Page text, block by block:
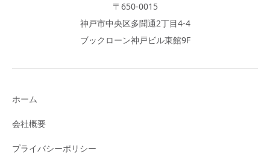
〒650-0015
神戸市中央区多聞通2丁目4-4
ブックローン神戸ビル東館9F
ホーム
会社概要
プライバシーポリシー